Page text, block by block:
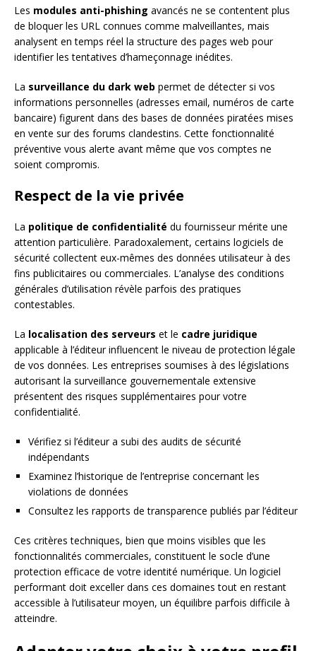
Les modules anti-phishing avancés ne se contentent plus
de bloquer les URL connues comme malveillantes, mais
analysent en temps réel la structure des pages web pour
identifier les tentatives d’hameçonnage inédites.
La surveillance du dark web permet de détecter si vos
informations personnelles (adresses email, numéros de carte
bancaire) figurent dans des bases de données piratées mises
en vente sur des forums clandestins. Cette fonctionnalité
préventive vous alerte avant même que vos comptes ne
soient compromis.
Respect de la vie privée
La politique de confidentialité du fournisseur mérite une
attention particulière. Paradoxalement, certains logiciels de
sécurité collectent eux-mêmes des données utilisateur à des
fins publicitaires ou commerciales. L’analyse des conditions
générales d’utilisation révèle parfois des pratiques
contestables.
La localisation des serveurs et le cadre juridique
applicable à l’éditeur influencent le niveau de protection légale
de vos données. Les entreprises soumises à des législations
autorisant la surveillance gouvernementale extensive
présentent des risques supplémentaires pour votre
confidentialité.
Vérifiez si l’éditeur a subi des audits de sécurité
indépendants
Examinez l’historique de l’entreprise concernant les
violations de données
Consultez les rapports de transparence publiés par l’éditeur
Ces critères techniques, bien que moins visibles que les
fonctionnalités commerciales, constituent le socle d’une
protection efficace de votre identité numérique. Un logiciel
performant doit exceller dans ces domaines tout en restant
accessible à l’utilisateur moyen, un équilibre parfois difficile à
atteindre.